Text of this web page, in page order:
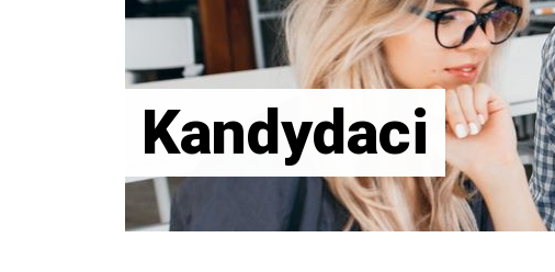
Kandydaci